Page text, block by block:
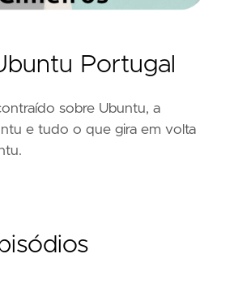
Portugal
sobre Ubuntu, a
e tudo o que gira em volta